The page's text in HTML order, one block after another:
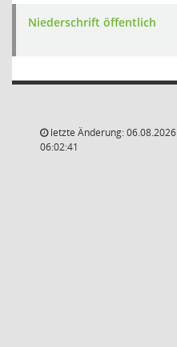
Niederschrift öffentlich
letzte Änderung: 06.08.2026
06:02:41